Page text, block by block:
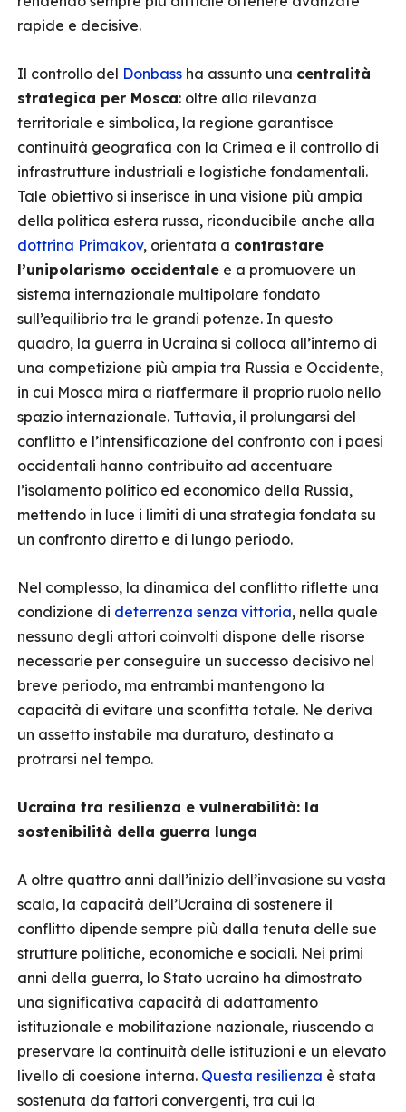
rapide e decisive.
Il controllo del Donbass ha assunto una centralità
strategica per Mosca: oltre alla rilevanza
territoriale e simbolica, la regione garantisce
continuità geografica con la Crimea e il controllo di
infrastrutture industriali e logistiche fondamentali.
Tale obiettivo si inserisce in una visione più ampia
della politica estera russa, riconducibile anche alla
dottrina Primakov, orientata a contrastare
l’unipolarismo occidentale e a promuovere un
sistema internazionale multipolare fondato
sull’equilibrio tra le grandi potenze. In questo
quadro, la guerra in Ucraina si colloca all’interno di
una competizione più ampia tra Russia e Occidente,
in cui Mosca mira a riaffermare il proprio ruolo nello
spazio internazionale. Tuttavia, il prolungarsi del
conflitto e l’intensificazione del confronto con i paesi
occidentali hanno contribuito ad accentuare
l’isolamento politico ed economico della Russia,
mettendo in luce i limiti di una strategia fondata su
un confronto diretto e di lungo periodo.
Nel complesso, la dinamica del conflitto riflette una
condizione di deterrenza senza vittoria, nella quale
nessuno degli attori coinvolti dispone delle risorse
necessarie per conseguire un successo decisivo nel
breve periodo, ma entrambi mantengono la
capacità di evitare una sconfitta totale. Ne deriva
un assetto instabile ma duraturo, destinato a
protrarsi nel tempo.
Ucraina tra resilienza e vulnerabilità: la
sostenibilità della guerra lunga
A oltre quattro anni dall’inizio dell’invasione su vasta
scala, la capacità dell’Ucraina di sostenere il
conflitto dipende sempre più dalla tenuta delle sue
strutture politiche, economiche e sociali. Nei primi
anni della guerra, lo Stato ucraino ha dimostrato
una significativa capacità di adattamento
istituzionale e mobilitazione nazionale, riuscendo a
preservare la continuità delle istituzioni e un elevato
livello di coesione interna. Questa resilienza è stata
sostenuta da fattori convergenti, tra cui la